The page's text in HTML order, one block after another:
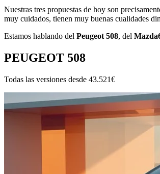
Nuestras tres propuestas de hoy son
muy cuidados, tienen muy buenas cualidades
Estamos hablando del Peugeot 508, del
PEUGEOT 508
Todas las versiones desde 43.521€